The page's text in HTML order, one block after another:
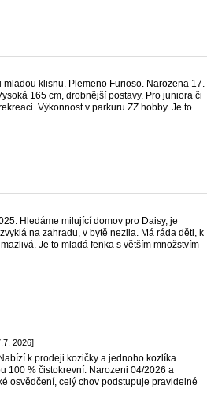
klisnu. Plemeno Furioso. Narozena 17.
165 cm, drobnější postavy. Pro juniora či
Výkonnost v parkuru ZZ hobby. Je to
Hledáme milující domov pro Daisy, je
na zahradu, v bytě nezila. Má ráda děti, k
Je to mladá fenka s větším množstvím
2026]
k prodeji kozičky a jednoho kozlíka
100 % čistokrevní. Narozeni 04/2026 a
osvědčení, celý chov podstupuje pravidelné